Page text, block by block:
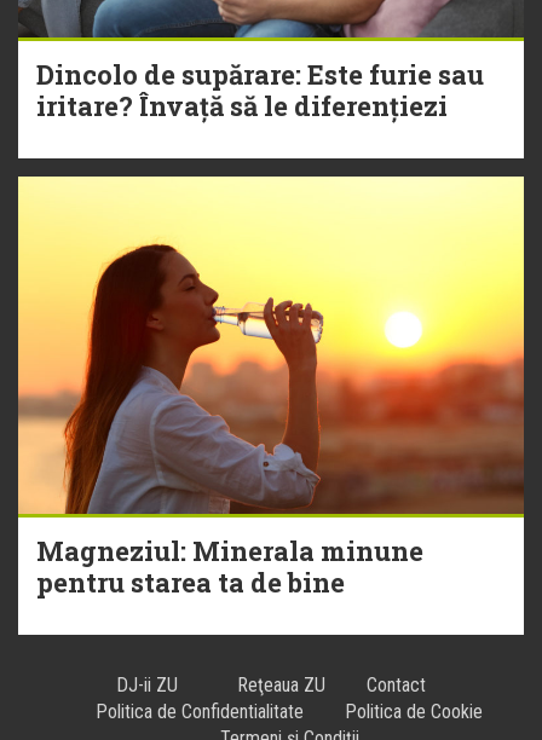
Dincolo de supărare: Este furie sau
iritare? Învață să le diferențiezi
Magneziul: Minerala minune
pentru starea ta de bine
DJ-ii ZU Reţeaua ZU
Contact
Politica de Confidentialitate
Politica de Cookie